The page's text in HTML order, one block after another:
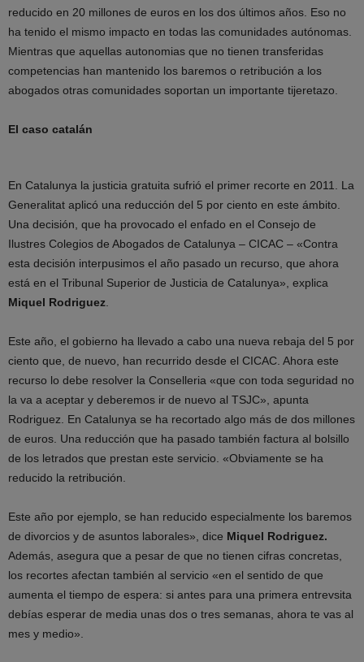
reducido en 20 millones de euros en los dos últimos años. Eso no
ha tenido el mismo impacto en todas las comunidades autónomas.
Mientras que aquellas autonomias que no tienen transferidas
competencias han mantenido los baremos o retribución a los
abogados otras comunidades soportan un importante tijeretazo.
El caso catalán
En Catalunya la justicia gratuita sufrió el primer recorte en 2011. La
Generalitat aplicó una reducción del 5 por ciento en este ámbito.
Una decisión, que ha provocado el enfado en el Consejo de
Ilustres Colegios de Abogados de Catalunya – CICAC – «Contra
esta decisión interpusimos el año pasado un recurso, que ahora
está en el Tribunal Superior de Justicia de Catalunya», explica
Miquel Rodriguez
Este año, el gobierno ha llevado a cabo una nueva rebaja del 5 por
ciento que, de nuevo, han recurrido desde el CICAC. Ahora este
recurso lo debe resolver la Conselleria «que con toda seguridad no
la va a aceptar y deberemos ir de nuevo al TSJC», apunta
Rodriguez. En Catalunya se ha recortado algo más de dos millones
de euros. Una reducción que ha pasado también factura al bolsillo
de los letrados que prestan este servicio. «Obviamente se ha
reducido la retribución.
Este año por ejemplo, se han reducido especialmente los baremos
de divorcios y de asuntos laborales», dice Miquel Rodriguez.
Además, asegura que a pesar de que no tienen cifras concretas,
los recortes afectan también al servicio «en el sentido de que
aumenta el tiempo de espera: si antes para una primera entrevsita
debías esperar de media unas dos o tres semanas, ahora te vas al
mes y medio».